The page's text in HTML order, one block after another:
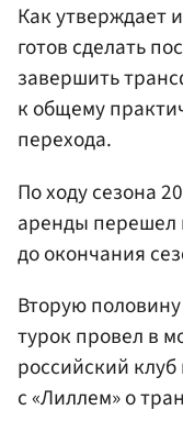
Как утверждает
готов сделать
завершить
к общему
перехода.
По ходу сезона
аренды перешел
до окончания
Вторую
турок провел в
российский клуб
с «Лиллем» о